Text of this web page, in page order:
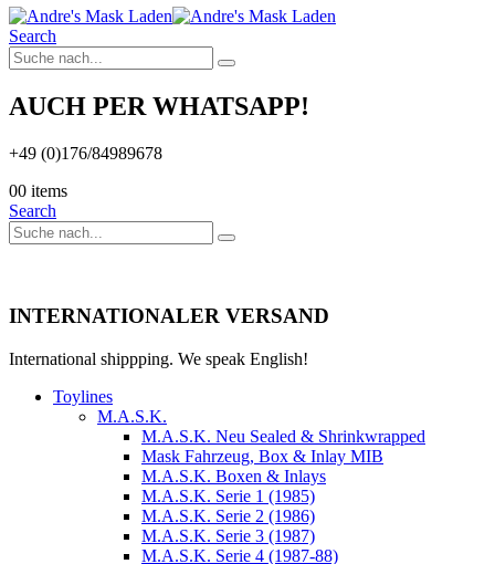
Search
AUCH PER WHATSAPP!
+49 (0)176/84989678
00 items
Search
INTERNATIONALER VERSAND
International shippping. We speak English!
Toylines
M.A.S.K.
M.A.S.K. Neu Sealed & Shrinkwrapped
Mask Fahrzeug, Box & Inlay MIB
M.A.S.K. Boxen & Inlays
M.A.S.K. Serie 1 (1985)
M.A.S.K. Serie 2 (1986)
M.A.S.K. Serie 3 (1987)
M.A.S.K. Serie 4 (1987-88)